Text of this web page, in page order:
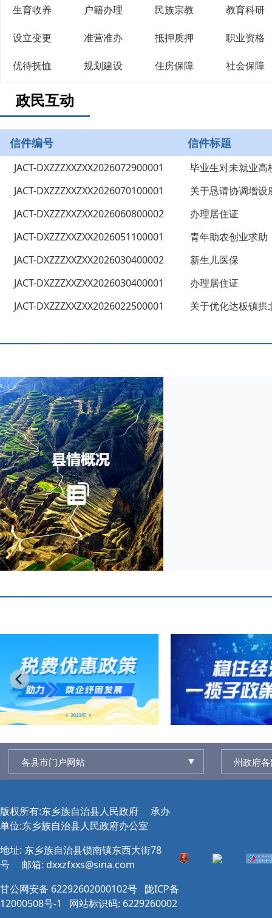
生育收养 户籍办理 民族宗教 教育科研
设立变更 准营准办 抵押质押 职业资格
优待抚恤 规划建设 住房保障 社会保障
政民互动
信件编号 信件标题
JACT-DXZZZXXZXX2026072900001
毕业生对未就业高
JACT-DXZZZXXZXX2026070100001
JACT-DXZZZXXZXX2026060800002
办理居住证
JACT-DXZZZXXZXX2026051100001
青年助农创业求助
JACT-DXZZZXXZXX2026030400002
新生儿医保
JACT-DXZZZXXZXX2026030400001
办理居住证
JACT-DXZZZXXZXX2026022500001
各县市门户网站 州政府
版权所有:东乡族自治县人民政府
承办
单位:东乡族自治县人民政府办公室
地址: 东乡族自治县锁南镇东西大街78
号
邮箱: dxxzfxxs@sina.com
甘公网安备 62292602000102号 陇ICP备
12000508号-1
网站标识码: 6229260002